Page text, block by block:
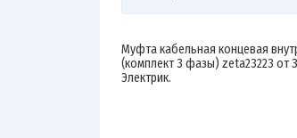
Муфта кабельная концевая
(комплект 3 фазы) zeta23223 от
Электрик.